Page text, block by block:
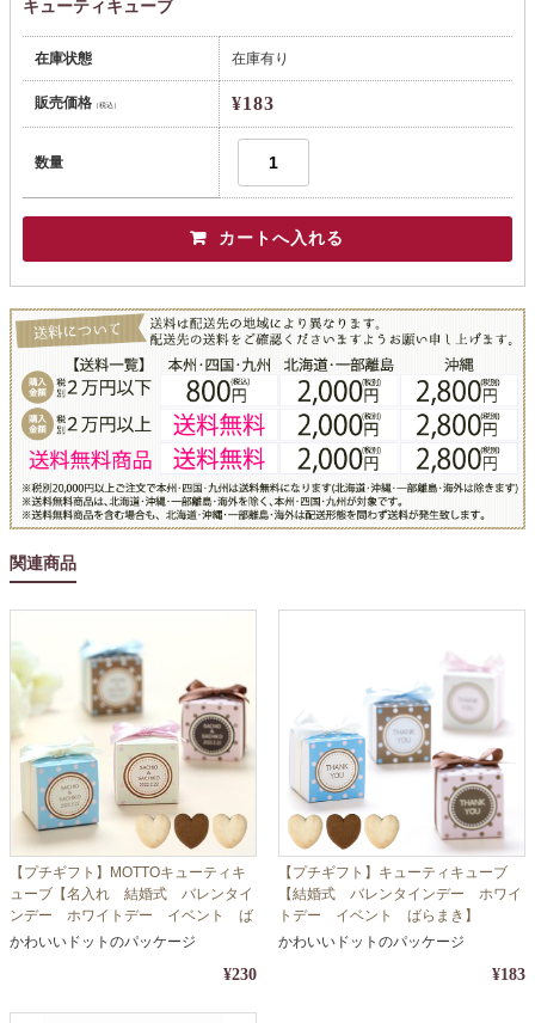
キューティキューブ
在庫状態 在庫有り
販売価格（税込） ¥183
数量
関連商品
【プチギフト】MOTTOキューティキ
ューブ【名入れ 結婚式 バレンタイ
ンデー ホワイトデー イベント ば
らまき】
かわいいドットのパッケージ
¥230
【プチギフト】キューティキューブ
【結婚式 バレンタインデー ホワイ
トデー イベント ばらまき】
かわいいドットのパッケージ
¥183